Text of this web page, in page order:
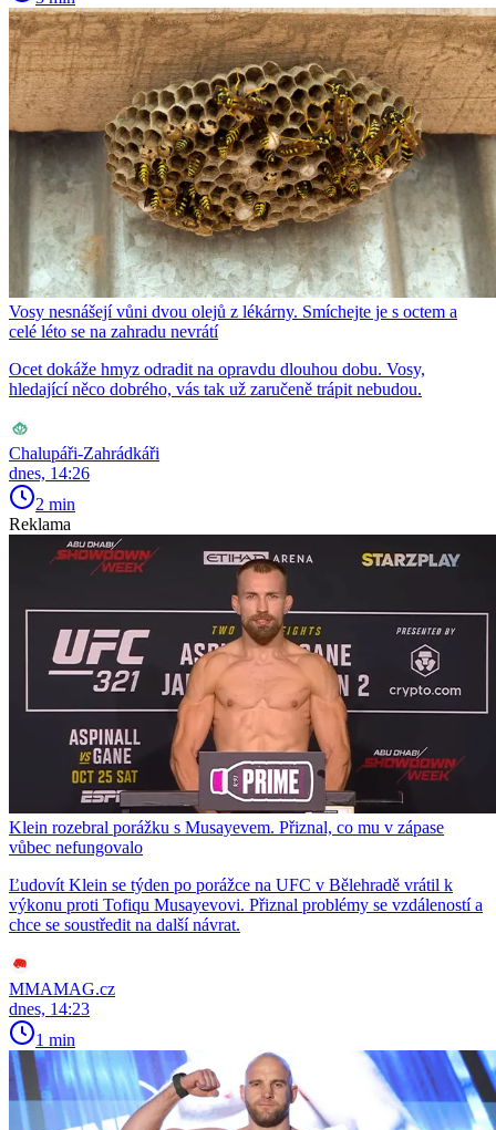
Vosy nesnášejí vůni dvou olejů z lékárny. Smíchejte je s octem a
celé léto se na zahradu nevrátí
Ocet dokáže hmyz odradit na opravdu dlouhou dobu. Vosy,
hledající něco dobrého, vás tak už zaručeně trápit nebudou.
Chalupáři-Zahrádkáři
dnes, 14:26
2 min
Reklama
Klein rozebral porážku s Musayevem. Přiznal, co mu v zápase
vůbec nefungovalo
Ľudovít Klein se týden po porážce na UFC v Bělehradě vrátil k
výkonu proti Tofiqu Musayevovi. Přiznal problémy se vzdáleností a
chce se soustředit na další návrat.
MMAMAG.cz
dnes, 14:23
1 min